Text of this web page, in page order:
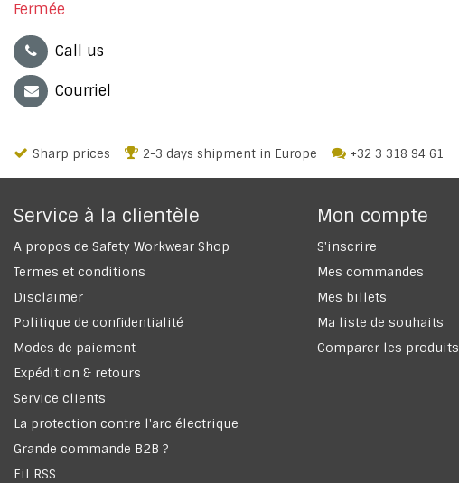
Fermée
Call us
Courriel
Sharp prices 2-3 days shipment in Europe +32 3 318 94 61
Service à la clientèle
A propos de Safety Workwear Shop
Termes et conditions
Disclaimer
Politique de confidentialité
Modes de paiement
Expédition & retours
Service clients
La protection contre l'arc électrique
Grande commande B2B ?
Fil RSS
Mon compte
S'inscrire
Mes commandes
Mes billets
Ma liste de souhaits
Comparer les produits